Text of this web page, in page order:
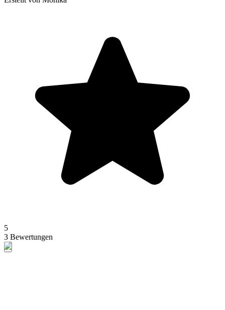
5
3 Bewertungen